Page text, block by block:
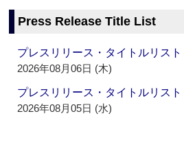
Press Release Title List
プレスリリース・タイトルリス
2026年08月06日 (木)
プレスリリース・タイトルリス
2026年08月05日 (水)